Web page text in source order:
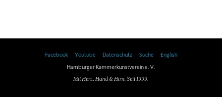
Facebook Youtube Datenschutz Suche
English
Hamburger Kammerkunstverein e. V.
Mit Herz, Hand & Hirn. Seit 1999.